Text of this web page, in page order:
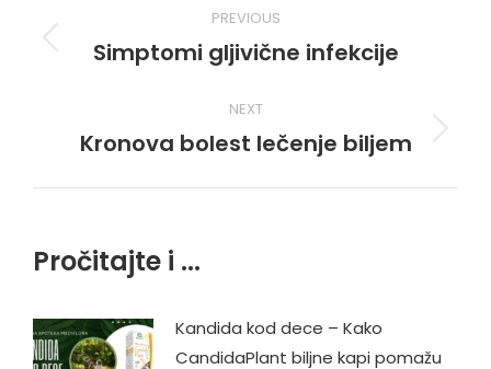
navigation
PREVIOUS
Previous
Simptomi gljivične infekcije
NEXT
Next
Kronova bolest lečenje biljem
Pročitajte i ...
Kandida kod dece – Kako
CandidaPlant biljne kapi pomažu